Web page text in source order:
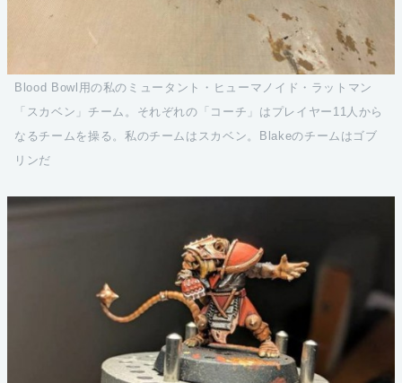
Blood Bowl用の私のミュータント・ヒューマノイド・ラットマン
「スカベン」チーム。それぞれの「コーチ」はプレイヤー11人から
なるチームを操る。私のチームはスカベン。Blakeのチームはゴブ
リンだ